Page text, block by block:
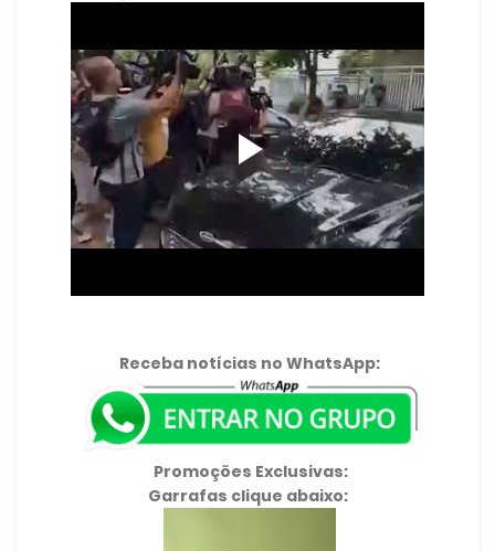
Receba notícias no WhatsApp:
Promoções Exclusivas:
Garrafas clique abaixo: